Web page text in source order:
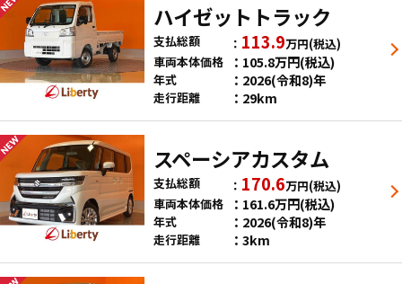
ハイゼットトラック
支払総額 113.9万円(税込)
車両本体価格
105.8万円(税込)
年式 2026(令和8)年
走行距離 29km
スペーシアカスタム
支払総額 170.6万円(税込)
車両本体価格
161.6万円(税込)
年式 2026(令和8)年
走行距離 3km